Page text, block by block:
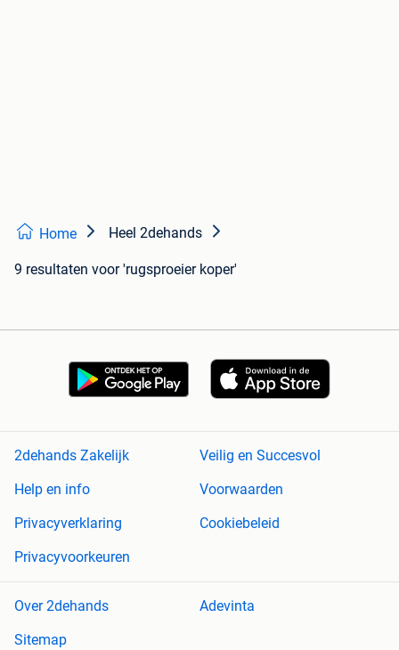
Home Heel 2dehands
9 resultaten voor 'rugsproeier koper'
2dehands Zakelijk
Veilig en Succesvol
Help en info
Voorwaarden
Privacyverklaring
Cookiebeleid
Privacyvoorkeuren
Over 2dehands
Adevinta
Sitemap